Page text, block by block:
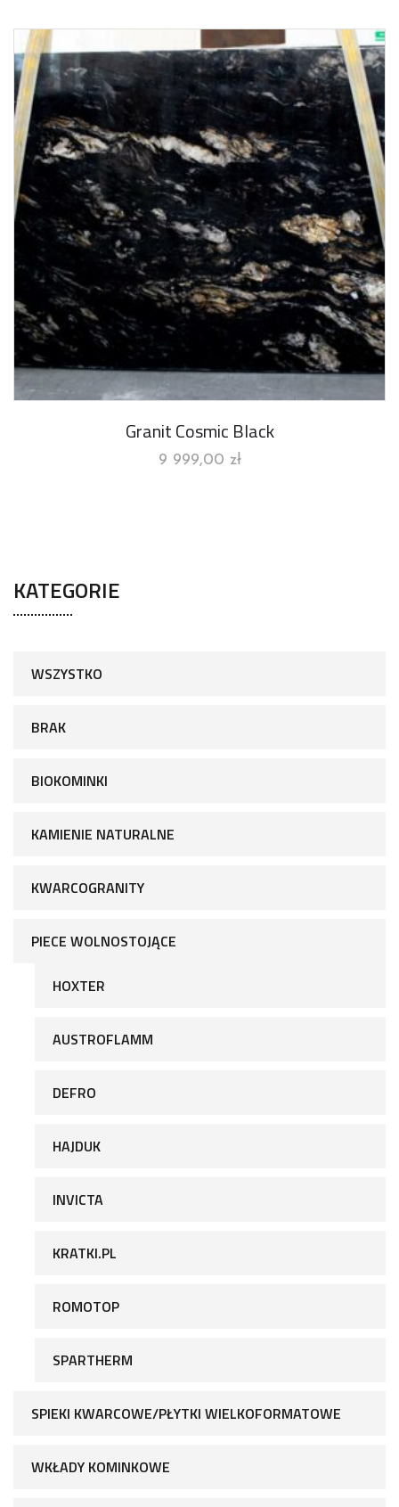
Granit Cosmic Black
9 999,00 zł
KATEGORIE
WSZYSTKO
BRAK
BIOKOMINKI
KAMIENIE NATURALNE
KWARCOGRANITY
PIECE WOLNOSTOJĄCE
HOXTER
AUSTROFLAMM
DEFRO
HAJDUK
INVICTA
KRATKI.PL
ROMOTOP
SPARTHERM
SPIEKI KWARCOWE/PŁYTKI WIELKOFORMATOWE
WKŁADY KOMINKOWE